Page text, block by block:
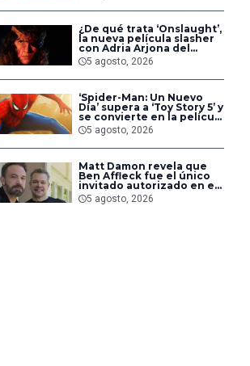
Hasta el Fin del
¿De qué trata ‘Onslaught’,
la nueva película slasher
con Adria Arjona del
director de ‘Godzilla vs.
Kong’?
5 agosto, 2026
‘Spider-Man: Un Nuevo
Día’ supera a ‘Toy Story 5’ y
se convierte en la película
más taquillera de 2026 en
solo siete días
5 agosto, 2026
Matt Damon revela que
Ben Affleck fue el único
invitado autorizado en el
rodaje de ‘La Odisea’
durante seis meses
5 agosto, 2026